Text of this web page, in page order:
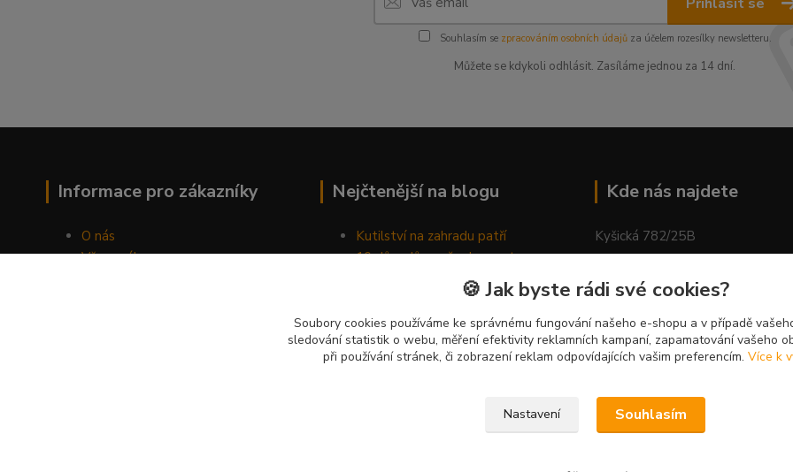
Souhlasím se zpracováním osobních údajůza účelem rozesílky newsletteru.
Můžete se kdykoli odhlásit. Zasíláme jednou za 14 dní.
Informace pro zákazníky
O nás
Vše o nákupu
Nejčtenější na blogu
Kutilství na zahradu patří
10 důvodů, proč relaxovat
chozením do přírody
Jak správně pěstovat tulipány
Náhodně generovaný článek
Kde nás najdete
Kyšická 782/25B
🍪 Jak byste rádi své cookies?
Soubory cookies používáme ke správnému fungování našeho e-shopu a v případě
sledování statistik o webu, měření efektivity reklamních kampaní, zapamatování vašeho
při používání stránek, či zobrazení reklam odpovídajících vašim preferencím. Více k
Nastavení Souhlasím